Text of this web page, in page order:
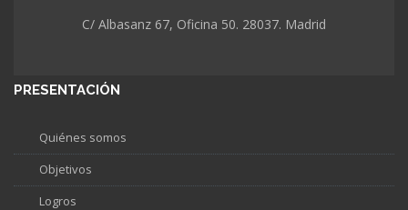
C/ Albasanz 67, Oficina 50. 28037. Madrid
PRESENTACIÓN
Quiénes somos
Objetivos
Logros